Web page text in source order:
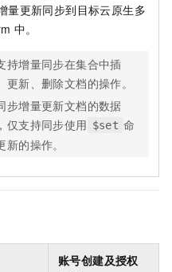
量更新同步到目标云原生多
中。
持增量同步在集合中插
更新、删除文档的操作。
步增量更新文档的数据
仅支持同步使用 $set 命
新的操作。
账号创建及授权